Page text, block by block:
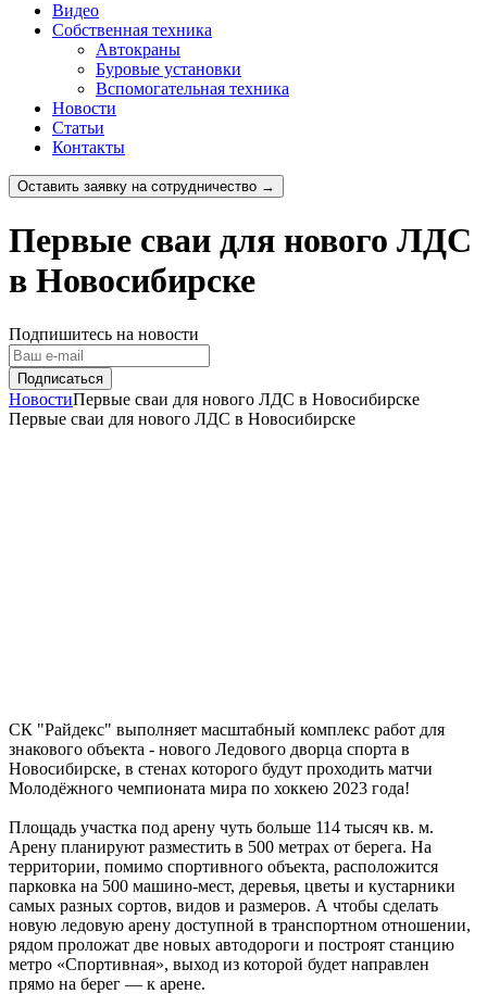
Видео
Собственная техника
Автокраны
Буровые установки
Вспомогательная техника
Новости
Статьи
Контакты
Оставить заявку на сотрудничество →
Первые сваи для нового ЛДС
в Новосибирске
Подпишитесь на новости
НовостиПервые сваи для нового ЛДС в Новосибирске
Первые сваи для нового ЛДС в Новосибирске
СК "Райдекс" выполняет масштабный комплекс работ для
знакового объекта - нового Ледового дворца спорта в
Новосибирске, в стенах которого будут проходить матчи
Молодёжного чемпионата мира по хоккею 2023 года!
Площадь участка под арену чуть больше 114 тысяч кв. м.
Арену планируют разместить в 500 метрах от берега. На
территории, помимо спортивного объекта, расположится
парковка на 500 машино-мест, деревья, цветы и кустарники
самых разных сортов, видов и размеров. А чтобы сделать
новую ледовую арену доступной в транспортном отношении,
рядом проложат две новых автодороги и построят станцию
метро «Спортивная», выход из которой будет направлен
прямо на берег — к арене.